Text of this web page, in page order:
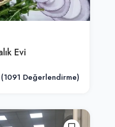
Evi
(1091 Değerlendirme)